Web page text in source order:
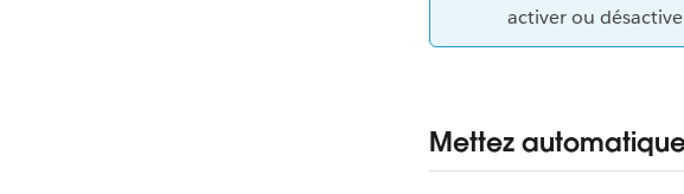
activer ou
Mettez